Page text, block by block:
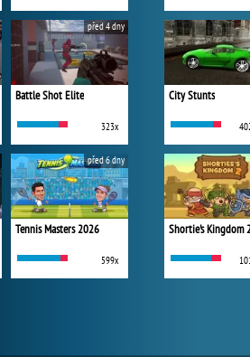
Battle Shot Elite
323x
před 4 dny
Tennis Masters 2026
599x
před 6 dny
City Stunts
Shortie's Kingdom